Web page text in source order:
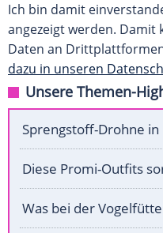
Ich bin damit
angezeigt werden. Damit
Daten an
dazu in unseren
Unsere Themen-
Sprengstoff-Drohne in
Diese Promi-Outfits
Was bei der